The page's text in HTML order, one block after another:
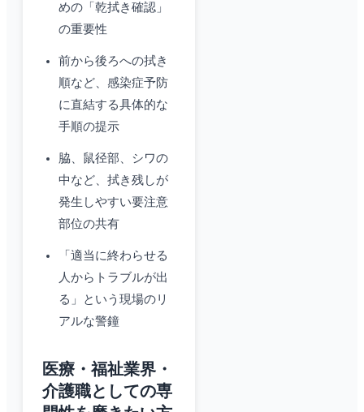
めの「乾拭き確認」
の重要性
前から後ろへの拭き
順など、感染症予防
に直結する具体的な
手順の提示
脇、鼠径部、シワの
中など、拭き残しが
発生しやすい要注意
部位の共有
「適当に終わらせる
人からトラブルが出
る」という現場のリ
アルな警鐘
医療・福祉業界・
介護職としての専